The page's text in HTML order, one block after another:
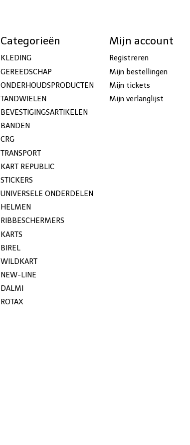
Categorieën
KLEDING
GEREEDSCHAP
ONDERHOUDSPRODUCTEN
TANDWIELEN
BEVESTIGINGSARTIKELEN
BANDEN
CRG
TRANSPORT
KART REPUBLIC
STICKERS
UNIVERSELE ONDERDELEN
HELMEN
RIBBESCHERMERS
KARTS
BIREL
WILDKART
NEW-LINE
DALMI
ROTAX
Mijn account
Registreren
Mijn bestellingen
Mijn tickets
Mijn verlanglijst